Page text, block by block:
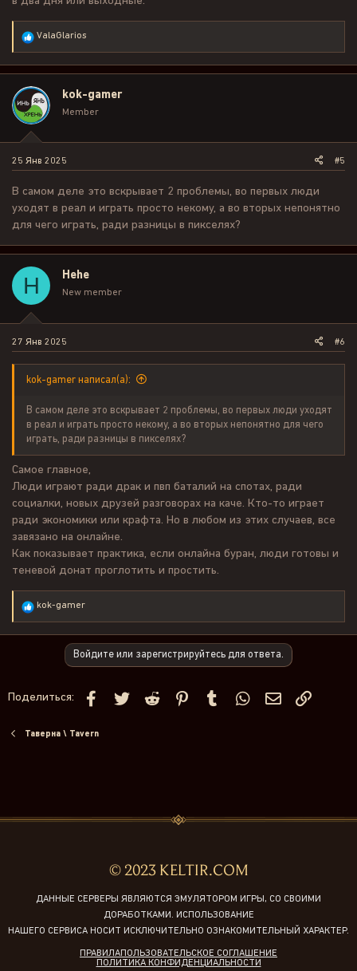
Р
к
ц
и
и
:
VаlаGlаriоs
kok-gamer
Member
25 Янв 2025 #5
В самом деле это вскрывает 2 проблемы, во первых люди
уходят в реал и играть просто некому, а во вторых непонятно
для чего играть, ради разницы в пикселях?
H Hehe
New member
27 Янв 2025 #6
kok-gamer написал(а):
В самом деле это вскрывает 2 проблемы, во первых люди уходят
в реал и играть просто некому, а во вторых непонятно для чего
играть, ради разницы в пикселях?
Самое главное,
Люди играют ради драк и пвп баталий на спотах, ради
социалки, новых друзей разговорах на каче. Кто-то играет
ради экономики или крафта. Но в любом из этих случаев, все
завязано на онлайне.
Как показывает практика, если онлайна буран, люди готовы и
теневой донат проглотить и простить.
Р
:
kok-gamer
Войдите или зарегистрируйтесь для ответа.
Поделиться: FacebookTwitter Reddit PinterestTumblr WhatsAppЭлектронная
Таверна \ Tavern
© 2023 KELTIR.COM
ДАННЫЕ СЕРВЕРЫ ЯВЛЯЮТСЯ ЭМУЛЯТОРОМ ИГРЫ, СО СВОИМИ
ДОРАБОТКАМИ. ИСПОЛЬЗОВАНИЕ
НАШЕГО СЕРВИСА НОСИТ ИСКЛЮЧИТЕЛЬНО ОЗНАКОМИТЕЛЬНЫЙ ХАРАКТЕР.
ПРАВИЛАПОЛЬЗОВАТЕЛЬСКОЕ СОГЛАШЕНИЕ
ПОЛИТИКА КОНФИДЕНЦИАЛЬНОСТИ